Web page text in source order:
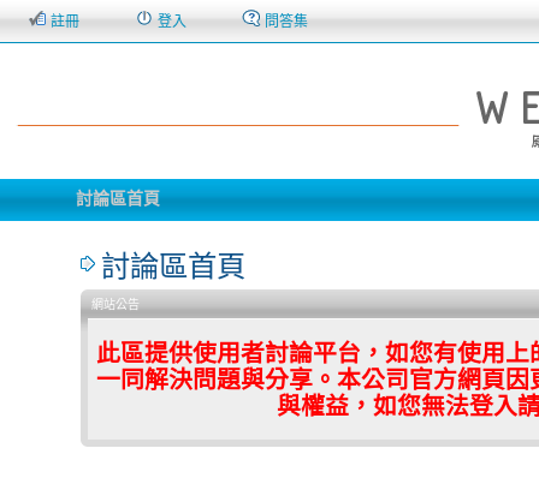
註冊 登入 問答集
討論區首頁
討論區首頁
網站公告
此區提供使用者討論平台，如您有使用
一同解決問題與分享。本公司官方網頁
與權益，如您無法登入